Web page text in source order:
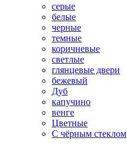
серые
белые
черные
темные
коричневые
светлые
глянцевые двери
бежевый
Дуб
капучино
венге
Цветные
С чёрным стеклом